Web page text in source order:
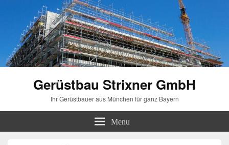
Gerüstbau Strixner GmbH
Ihr Gerüstbauer aus München für ganz Bayern
Menu